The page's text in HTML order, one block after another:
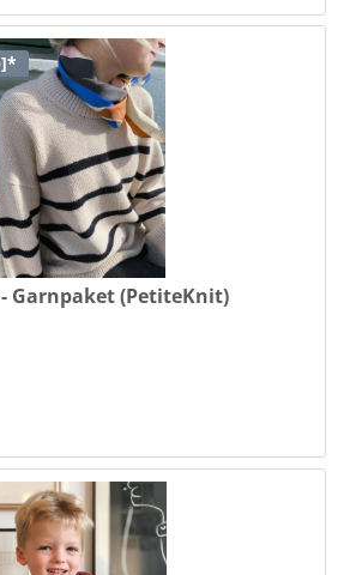
Garnpaket (PetiteKnit)